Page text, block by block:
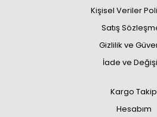
Kişisel Veriler
Satış
Gizlilik ve
İade ve
Kargo Takip
Hesabım